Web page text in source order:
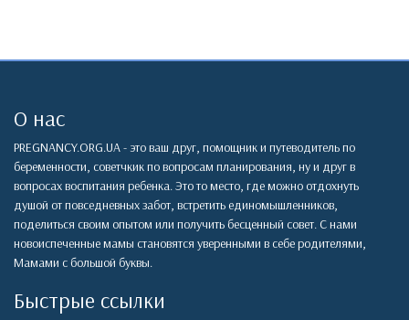
О нас
PREGNANCY.ORG.UA - это ваш друг, помощник и путеводитель по
беременности, советчкик по вопросам планирования, ну и друг в
вопросах воспитания ребенка. Это то место, где можно отдохнуть
душой от повседневных забот, встретить единомышленников,
поделиться своим опытом или получить бесценный совет. С нами
новоиспеченные мамы становятся уверенными в себе родителями,
Мамами с большой буквы.
Быстрые ссылки